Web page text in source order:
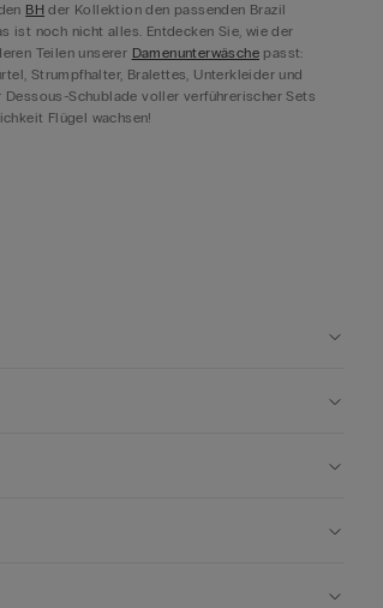
BH der Kollektion den passenden Brazil
ist noch nicht alles. Entdecken Sie, wie der
Teilen unserer Damenunterwäsche passt:
Strumpfhalter, Bralettes, Unterkleider und
Dessous-Schublade voller verführerischer Sets
Flügel wachsen!